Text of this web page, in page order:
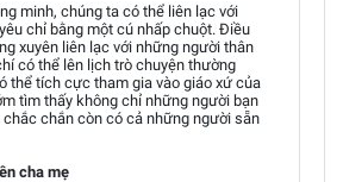
minh, chúng ta có thể liên lạc với
chỉ bằng một cú nhấp chuột. Điều
xuyên liên lạc với những người thân
có thể lên lịch trò chuyện thường
thể tích cực tham gia vào giáo xứ của
tìm thấy không chỉ những người bạn
chắn còn có cả những người sẵn
cha mẹ